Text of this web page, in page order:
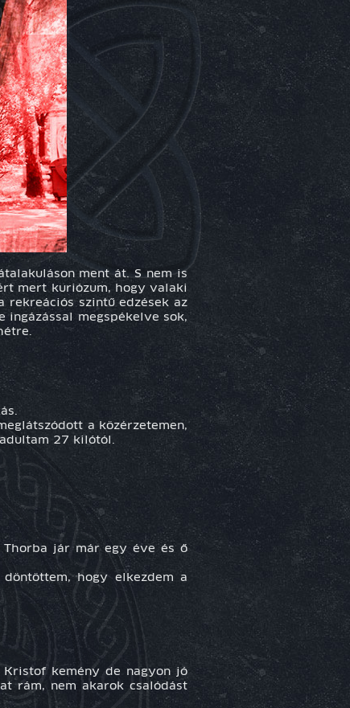
ment át. S nem is
mert kuriózum, hogy valaki
szintű edzések az
megspékelve sok,
a közérzetemen,
27 kilótól.
jár már egy éve és ő
hogy elkezdem a
kemény de nagyon jó
rám, nem akarok csalódást